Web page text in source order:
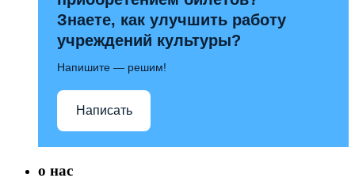
Знаете, как улучшить работу
учреждений культуры?
Напишите — решим!
Написать
о нас